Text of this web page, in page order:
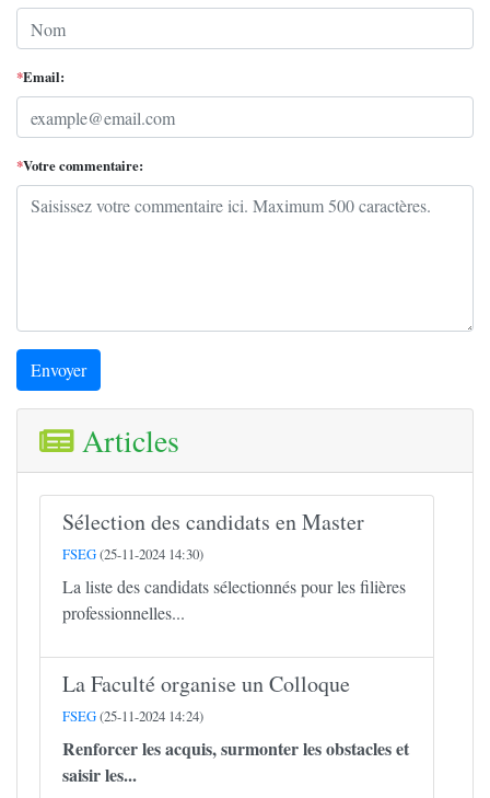
*Email:
*Votre commentaire:
Envoyer
Articles
Sélection des candidats en Master
FSEG(25-11-2024 14:30)
La liste des candidats sélectionnés pour les filières
professionnelles...
La Faculté organise un Colloque
FSEG(25-11-2024 14:24)
Renforcer les acquis, surmonter les obstacles et
saisir les...